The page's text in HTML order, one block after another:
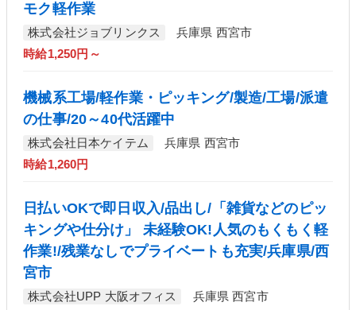
モク軽作業
株式会社ジョブリンクス
兵庫県 西宮市
時給1,250円～
機械系工場/軽作業・ピッキング/製造/工場/派遣
の仕事/20～40代活躍中
株式会社日本ケイテム
兵庫県 西宮市
時給1,260円
日払いOKで即日収入/品出し/「雑貨などのピッ
キングや仕分け」 未経験OK!人気のもくもく軽
作業!/残業なしでプライベートも充実/兵庫県/西
宮市
株式会社UPP 大阪オフィス
兵庫県 西宮市